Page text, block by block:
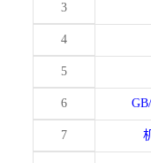
3
4
5
6
7